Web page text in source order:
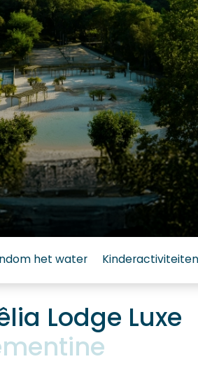
het water Kinderactiviteiten
Lodge Luxe